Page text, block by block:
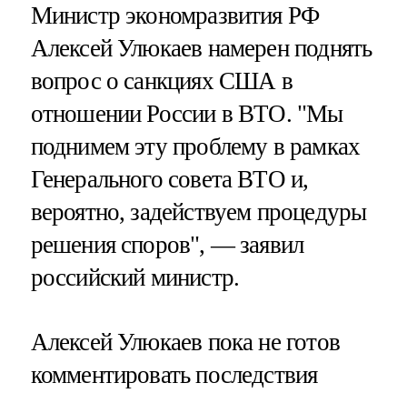
Министр экономразвития РФ
Алексей Улюкаев намерен поднять
вопрос о санкциях США в
отношении России в ВТО. "Мы
поднимем эту проблему в рамках
Генерального совета ВТО и,
вероятно, задействуем процедуры
решения споров", — заявил
российский министр.
Алексей Улюкаев пока не готов
комментировать последствия